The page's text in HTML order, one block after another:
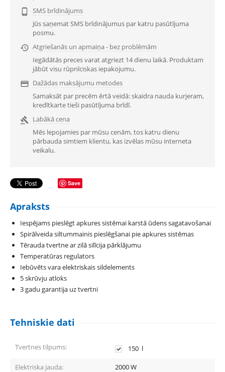

SMS brīdinājums
Jūs saņemat SMS brīdinājumus par katru pasūtījuma
posmu.
 Atgriešanās un apmaiņa - bez problēmām
Iegādātās preces varat atgriezt 14 dienu laikā. Produktam
jābūt visu rūpnīciskas iepakojumu.
 Dažādas maksājumu metodes
Samaksāt par precēm ērtā veidā: skaidra nauda kurjeram,
kredītkarte tieši pasūtījuma brīdī.

Labākā cena
Mēs lepojamies par mūsu cenām, tos katru dienu
pārbauda simtiem klientu, kas izvēlas mūsu interneta
veikalu.
Save
Apraksts
Iespējams pieslēgt apkures sistēmai karstā ūdens sagatavošanai
Spirālveida siltummainis pieslēgšanai pie apkures sistēmas
Tērauda tvertne ar zilā silīcija pārklājumu
Temperatūras regulators
Iebūvēts vara elektriskais sildelements
5 skrūvju atloks
3 gadu garantija uz tvertni
Tehniskie dati
Tvertnes tilpums: 150 l
Elektriska jauda: 2000W